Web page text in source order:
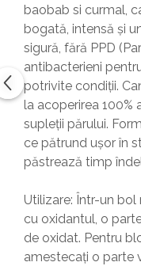
baobab si curmal,
bogată, intensă și
sigură, fără PPD
antibacterieni
potrivite condiții.
la acoperirea 100%
supleții părului.
ce pătrund ușor în
păstrează timp
Utilizare: Într-un
cu oxidantul, o
de oxidat. Pentru
amestecați o parte